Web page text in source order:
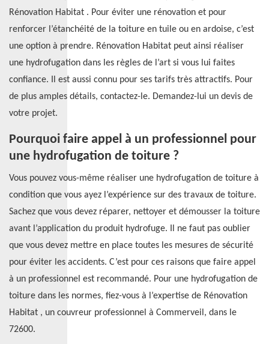
Rénovation Habitat . Pour éviter une rénovation et pour
renforcer l’étanchéité de la toiture en tuile ou en ardoise, c’est
une option à prendre. Rénovation Habitat peut ainsi réaliser
une hydrofugation dans les règles de l’art si vous lui faites
confiance. Il est aussi connu pour ses tarifs très attractifs. Pour
de plus amples détails, contactez-le. Demandez-lui un devis de
votre projet.
Pourquoi faire appel à un professionnel pour
une hydrofugation de toiture ?
Vous pouvez vous-même réaliser une hydrofugation de toiture à
condition que vous ayez l’expérience sur des travaux de toiture.
Sachez que vous devez réparer, nettoyer et démousser la toiture
avant l’application du produit hydrofuge. Il ne faut pas oublier
que vous devez mettre en place toutes les mesures de sécurité
pour éviter les accidents. C’est pour ces raisons que faire appel
à un professionnel est recommandé. Pour une hydrofugation de
toiture dans les normes, fiez-vous à l’expertise de Rénovation
Habitat , un couvreur professionnel à Commerveil, dans le
72600.